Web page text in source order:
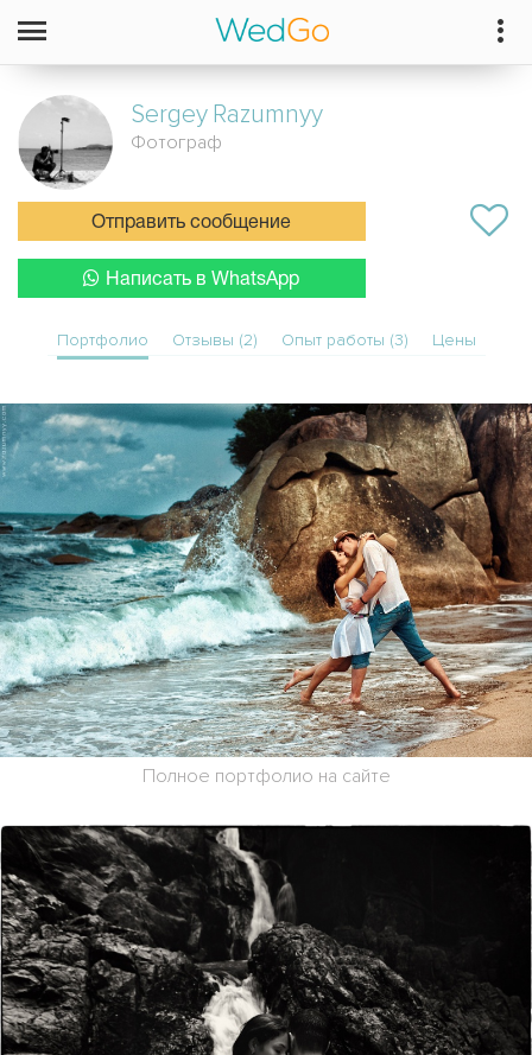
Sergey Razumnyy
Фотограф
Отправить сообщение
Написать в WhatsApp
Портфолио Отзывы (2) Опыт работы (3) Цены
Полное портфолио на сайте